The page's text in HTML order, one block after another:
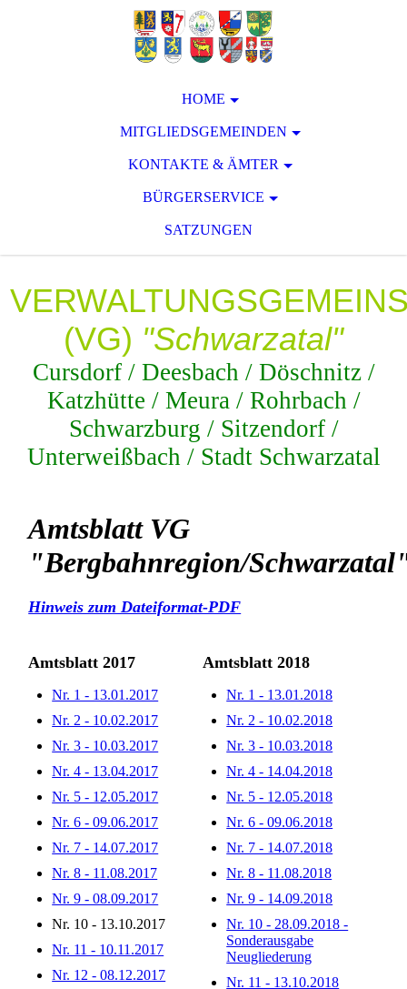
HOME
MITGLIEDSGEMEINDEN
KONTAKTE & ÄMTER
BÜRGERSERVICE
SATZUNGEN
(VG) "Schwarzatal"
Cursdorf / Deesbach / Döschnitz /
Katzhütte / Meura / Rohrbach /
Schwarzburg / Sitzendorf /
Unterweißbach / Stadt Schwarzatal
Amtsblatt VG
"Bergbahnregion/
Hinweis zum Dateiformat-PDF
Amtsblatt 2017
Nr. 1 - 13.01.2017
Nr. 2 - 10.02.2017
Nr. 3 - 10.03.2017
Nr. 4 - 13.04.2017
Nr. 5 - 12.05.2017
Nr. 6 - 09.06.2017
Nr. 7 - 14.07.2017
Nr. 8 - 11.08.2017
Nr. 9 - 08.09.2017
Nr. 10 - 13.10.2017
Nr. 11 - 10.11.2017
Nr. 12 - 08.12.2017
Amtsblatt 2018
Nr. 1 - 13.01.2018
Nr. 2 - 10.02.2018
Nr. 3 - 10.03.2018
Nr. 4 - 14.04.2018
Nr. 5 - 12.05.2018
Nr. 6 - 09.06.2018
Nr. 7 - 14.07.2018
Nr. 8 - 11.08.2018
Nr. 9 - 14.09.2018
Nr. 10 - 28.09.2018 -
Sonderausgabe
Neugliederung
Nr. 11 - 13.10.2018